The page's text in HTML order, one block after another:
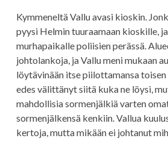
Kymmeneltä Vallu avasi kioskin.
pyysi Helmin tuuraamaan kioskille,
murhapaikalle poliisien perässä.
johtolankoja, ja Vallu meni mukaan
löytävinään itse piilottamansa
edes välittänyt siitä kuka ne löysi,
mahdollisia sormenjälkiä varten
sormenjälkensä kenkiin. Vallua
kertoja, mutta mikään ei johtanut